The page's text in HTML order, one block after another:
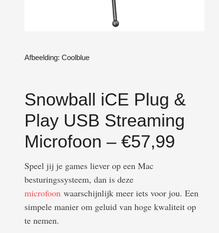
Afbeelding: Coolblue
Snowball iCE Plug &
Play USB Streaming
Microfoon – €57,99
Speel jij je games liever op een Mac
besturingssysteem, dan is deze
microfoon waarschijnlijk meer iets voor jou. Een
simpele manier om geluid van hoge kwaliteit op
te nemen.